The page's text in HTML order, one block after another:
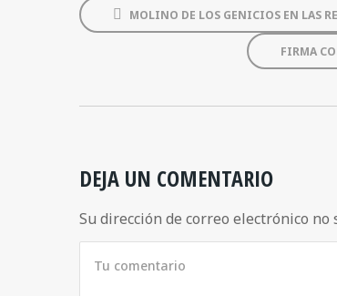
MOLINO DE LOS GENICIOS EN LAS
FIRMA
DEJA UN COMENTARIO
Su dirección de correo electrónico no